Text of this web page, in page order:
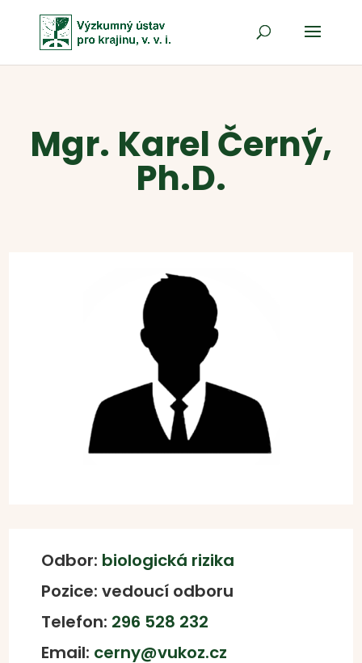
Mgr. Karel Černý,
Ph.D.
Odbor: biologická rizika
Pozice: vedoucí odboru
Telefon: 296 528 232
Email: cerny@vukoz.cz